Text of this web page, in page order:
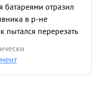
батареями отразил
в р-не
перерезать
вели бой с
не имея
Подавлен арт.